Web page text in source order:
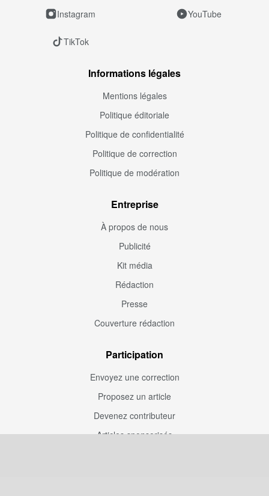
Instagram YouTube
TikTok
Informations légales
Mentions légales
Politique éditoriale
Politique de confidentialité
Politique de correction
Politique de modération
Entreprise
À propos de nous
Publicité
Kit média
Rédaction
Presse
Couverture rédaction
Participation
Envoyez une correction
Proposez un article
Devenez contributeur
Articles sponsorisés